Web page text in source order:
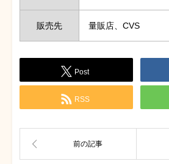
販売先 量販店、CVS
Post
RSS